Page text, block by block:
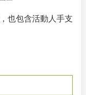
也包含活動人手支